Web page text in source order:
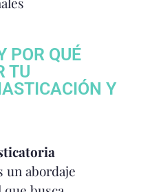
POR QUÉ
TU
Y
un abordaje